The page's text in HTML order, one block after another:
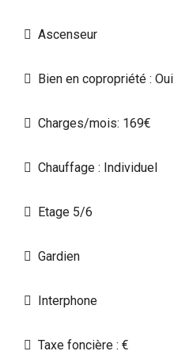
Ascenseur
Bien en copropriété : Oui
Charges/mois: 169€
Chauffage : Individuel
Etage 5/6
Gardien
Interphone
Taxe foncière : €